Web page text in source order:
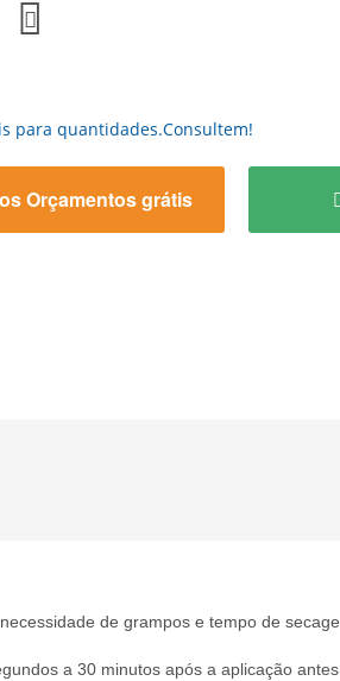
para quantidades.Consultem!
Orçamentos grátis
de grampos e tempo de
a 30 minutos após a aplicação